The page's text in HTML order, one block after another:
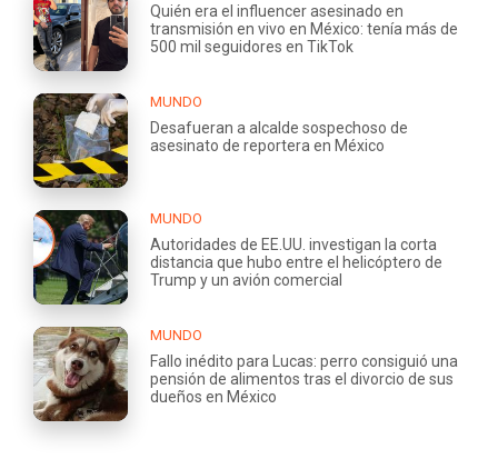
Quién era el influencer asesinado en
transmisión en vivo en México: tenía más de
500 mil seguidores en TikTok
MUNDO
Desafueran a alcalde sospechoso de
asesinato de reportera en México
MUNDO
Autoridades de EE.UU. investigan la corta
distancia que hubo entre el helicóptero de
Trump y un avión comercial
MUNDO
Fallo inédito para Lucas: perro consiguió una
pensión de alimentos tras el divorcio de sus
dueños en México